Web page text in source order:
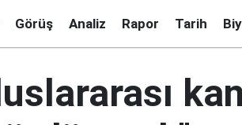
Görüş Analiz Rapor Tarih